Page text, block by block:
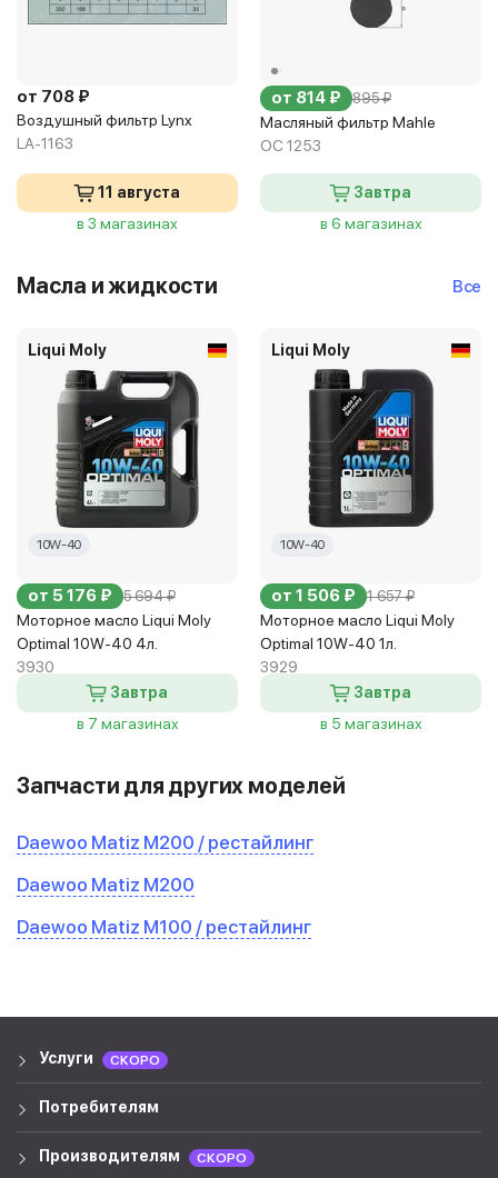
от 708 ₽
Воздушный фильтр Lynx
LA-1163
11 августа
в 3 магазинах
от 814 ₽ 895 ₽
Масляный фильтр Mahle
OC 1253
Завтра
в 6 магазинах
Масла и жидкости Все
Liqui Moly
10W-40
от 5 176 ₽ 5 694 ₽
Моторное масло Liqui Moly
Optimal 10W-40 4л.
3930
Завтра
в 7 магазинах
Liqui Moly
10W-40
от 1 506 ₽ 1 657 ₽
Моторное масло Liqui Moly
Optimal 10W-40 1л.
3929
Завтра
в 5 магазинах
Запчасти для других моделей
Daewoo Matiz M200 / рестайлинг
Daewoo Matiz M200
Daewoo Matiz M100 / рестайлинг
Услуги СКОРО
Потребителям
Производителям СКОРО